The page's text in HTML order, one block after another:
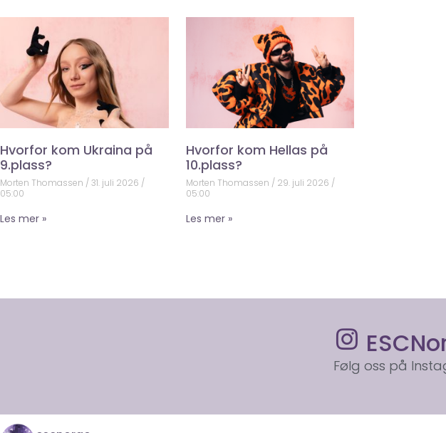
Hvorfor kom Ukraina på
9.plass?
Morten Thomassen
31. juli 2026
05:00
Les mer »
Hvorfor kom Hellas på
10.plass?
Morten Thomassen 29. juli 2026
05:00
Les mer »
Følg oss på